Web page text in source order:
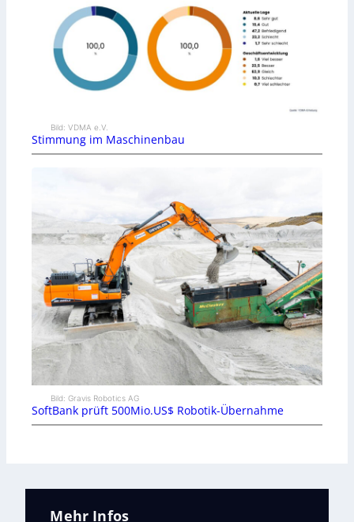
Bild: VDMA e.V.
Stimmung im Maschinenbau
Bild: Gravis Robotics AG
SoftBank prüft 500Mio.US$ Robotik-Übernahme
Mehr Infos